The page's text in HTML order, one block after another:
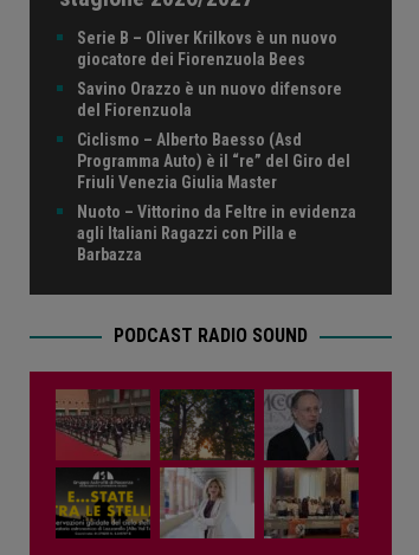
Serie B – Oliver Krilkovs è un nuovo
giocatore dei Fiorenzuola Bees
Savino Orazzo è un nuovo difensore
del Fiorenzuola
Ciclismo – Alberto Baesso (Asd
Programma Auto) è il “re” del Giro del
Friuli Venezia Giulia Master
Nuoto – Vittorino da Feltre in evidenza
agli Italiani Ragazzi con Pilla e
Barbazza
PODCAST RADIO SOUND